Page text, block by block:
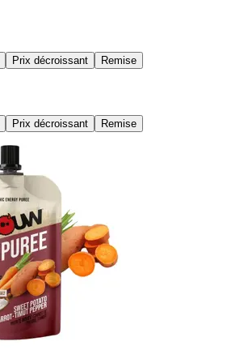
Prix décroissant Remise
Prix décroissant Remise